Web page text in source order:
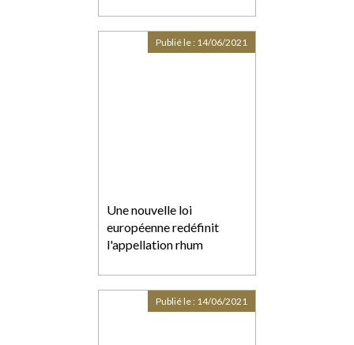
Une nouvelle loi
européenne redéfinit
l'appellation rhum
Publié le : 14/06/2021
Publié le : 14/06/2021